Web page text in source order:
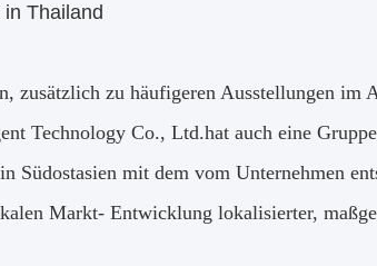
Thailand
zusätzlich zu häufigeren Ausstellungen im
Technology Co., Ltd.hat auch eine
Südostasien mit dem vom Unternehmen
Markt- Entwicklung lokalisierter,